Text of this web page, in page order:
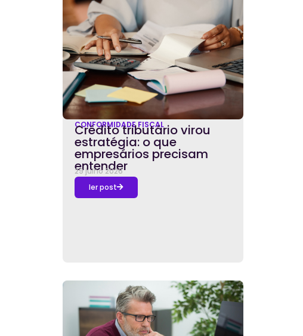
CONFORMIDADE FISCAL
Crédito tributário virou
estratégia: o que
empresários precisam
entender
29 julho 2026
ler post